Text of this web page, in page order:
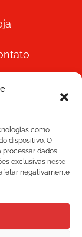
como
dispositivo. O
processar dados
exclusivas neste
negativamente